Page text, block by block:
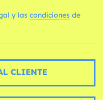
y las condiciones
CLIENTE